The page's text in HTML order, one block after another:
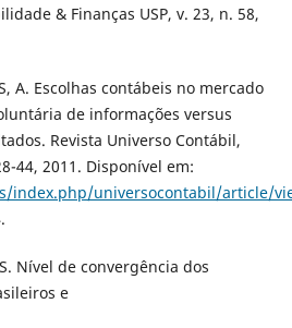
& Finanças USP, v. 23, n. 58,
A. Escolhas contábeis no mercado
de informações versus
Revista Universo Contábil,
44, 2011. Disponível em:
index.php/universocontabil/article/
S. Nível de convergência dos
e